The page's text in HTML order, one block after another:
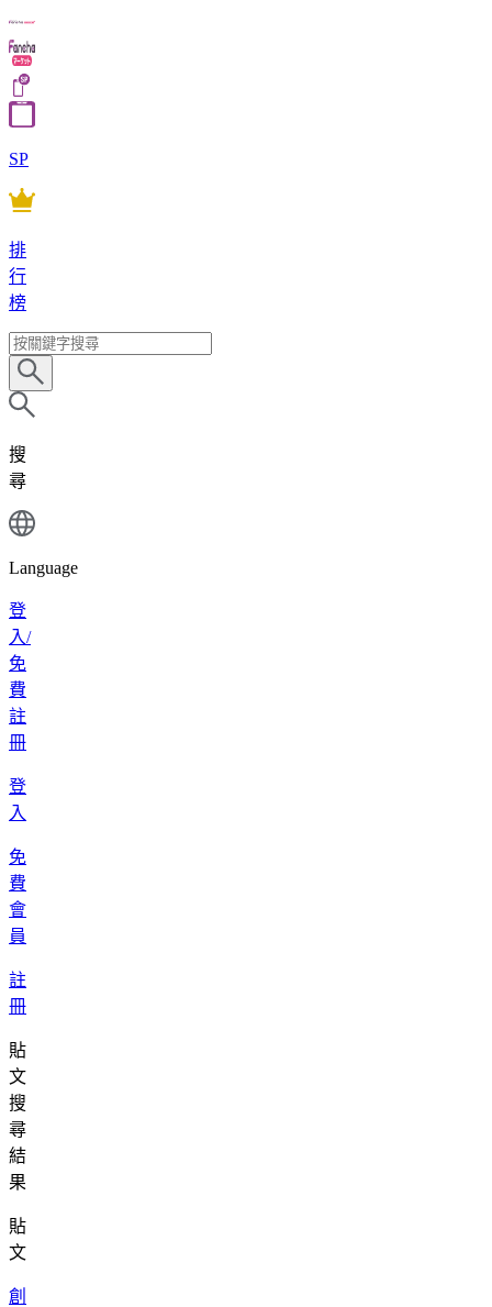
SP
排
行
榜
搜
尋
Language
登
入/
免
費
註
冊
登
入
免
費
會
員
註
冊
貼
文
搜
尋
結
果
貼
文
創